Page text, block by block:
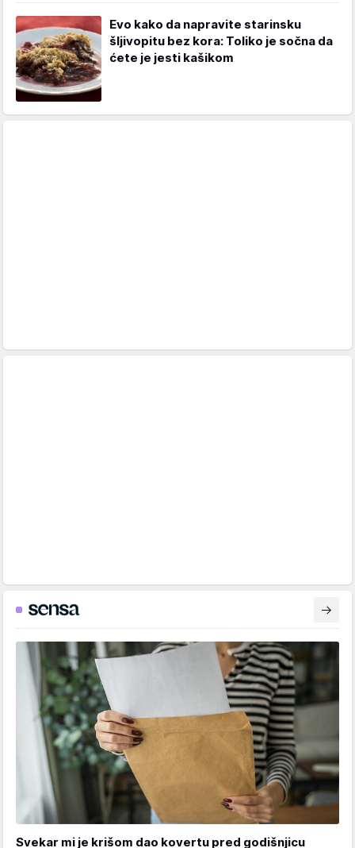
Evo kako da napravite starinsku
šljivopitu bez kora: Toliko je sočna da
ćete je jesti kašikom
Svekar mi je krišom dao kovertu pred godišnjicu